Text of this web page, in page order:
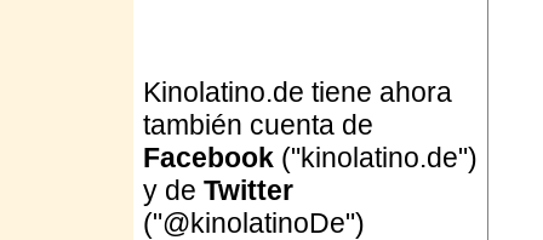
Kinolatino.de tiene ahora
también cuenta de
Facebook ("kinolatino.de")
y de Twitter
("@kinolatinoDe")